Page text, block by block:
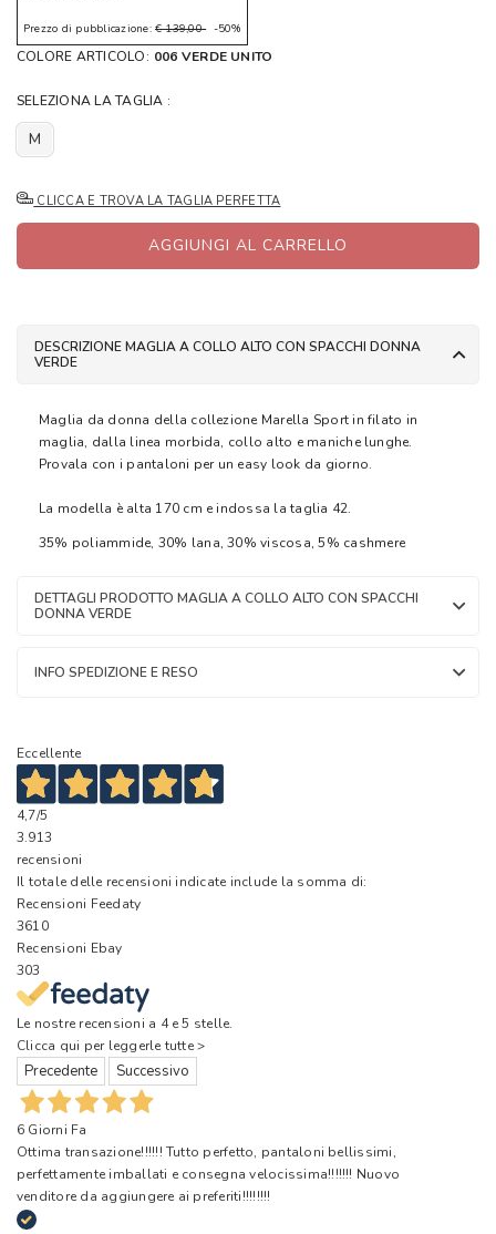
Prezzo di pubblicazione: € 139,00-50%
COLORE ARTICOLO: 006 VERDE UNITO
SELEZIONA LA TAGLIA :
M
CLICCA E TROVA LA TAGLIA PERFETTA
AGGIUNGI AL CARRELLO
DESCRIZIONE MAGLIA A COLLO ALTO CON SPACCHI DONNA
VERDE
Maglia da donna della collezione Marella Sport in filato in
maglia, dalla linea morbida, collo alto e maniche lunghe.
Provala con i pantaloni per un easy look da giorno.
La modella è alta 170 cm e indossa la taglia 42.
35% poliammide, 30% lana, 30% viscosa, 5% cashmere
DETTAGLI PRODOTTO MAGLIA A COLLO ALTO CON SPACCHI
DONNA VERDE
INFO SPEDIZIONE E RESO
Eccellente
4,7/5
3.913
recensioni
Il totale delle recensioni indicate include la somma di:
Recensioni Feedaty
3610
Recensioni Ebay
303
Le nostre recensioni a 4 e 5 stelle.
Clicca qui per leggerle tutte >
Precedente Successivo
6 Giorni Fa
Ottima transazione!!!!!! Tutto perfetto, pantaloni bellissimi,
perfettamente imballati e consegna velocissima!!!!!!! Nuovo
venditore da aggiungere ai preferiti!!!!!!!!